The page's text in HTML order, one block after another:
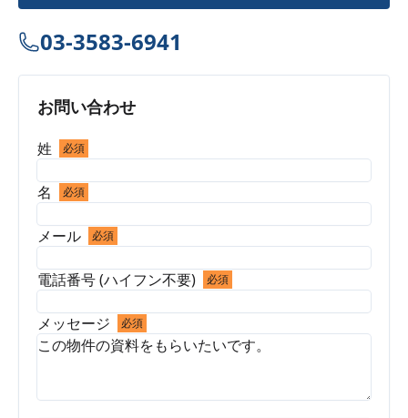
03-3583-6941
お問い合わせ
姓 必須
名 必須
メール 必須
電話番号 (ハイフン不要) 必須
メッセージ 必須